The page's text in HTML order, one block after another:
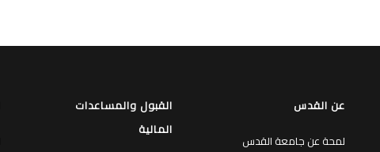
عن القدس
لمحة عن جامعة القدس
القبول والمساعدات
المالية